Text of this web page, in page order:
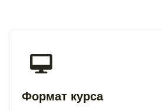
Формат курса